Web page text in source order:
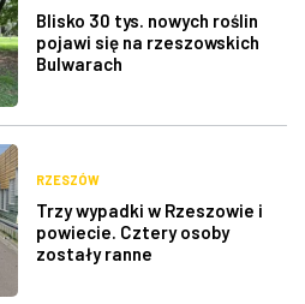
Blisko 30 tys. nowych roślin
pojawi się na rzeszowskich
Bulwarach
RZESZÓW
Trzy wypadki w Rzeszowie i
powiecie. Cztery osoby
zostały ranne